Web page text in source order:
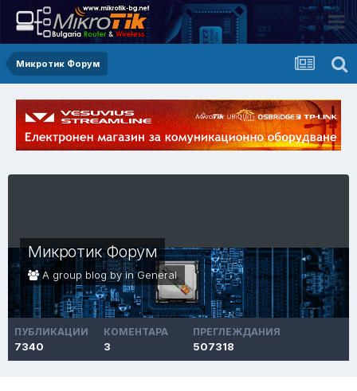
Микротик Форум
Микротик Форум
A group blog by inGeneral
ПУБЛИКАЦИИ
7340
КОМЕНТАРА
3
ПРЕГЛЕЖДАНИЯ
507318